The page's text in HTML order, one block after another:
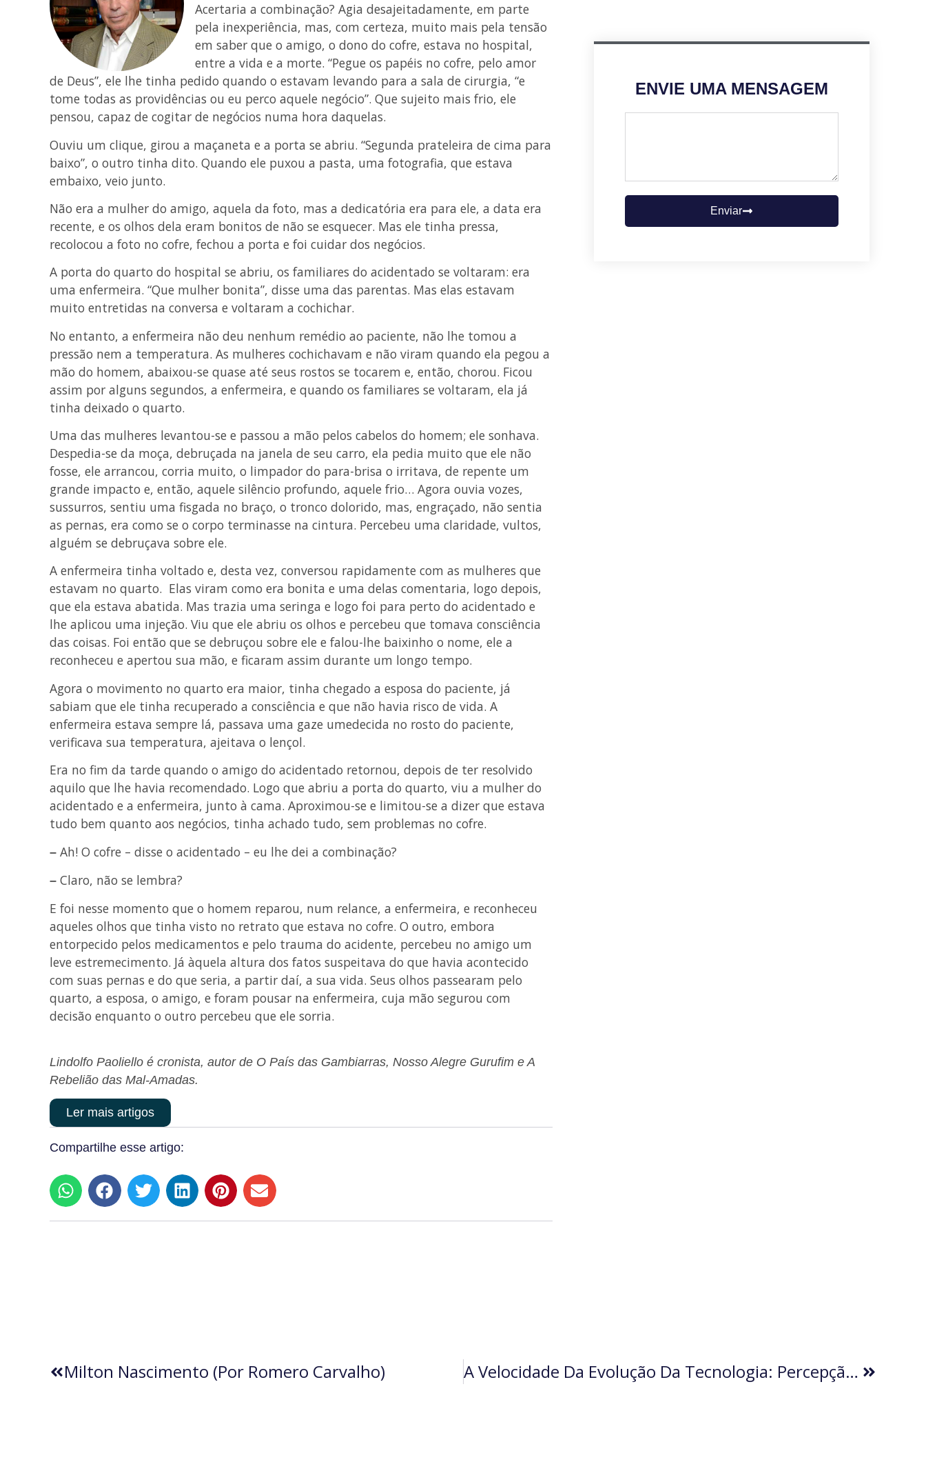
Acertaria a combinação? Agia desajeitadamente, em parte
pela inexperiência, mas, com certeza, muito mais pela tensão
em saber que o amigo, o dono do cofre, estava no hospital,
entre a vida e a morte. “Pegue os papéis no cofre, pelo amor
de Deus”, ele lhe tinha pedido quando o estavam levando para a sala de cirurgia, “e
tome todas as providências ou eu perco aquele negócio”. Que sujeito mais frio, ele
pensou, capaz de cogitar de negócios numa hora daquelas.
Ouviu um clique, girou a maçaneta e a porta se abriu. “Segunda prateleira de cima para
baixo”, o outro tinha dito. Quando ele puxou a pasta, uma fotografia, que estava
embaixo, veio junto.
Não era a mulher do amigo, aquela da foto, mas a dedicatória era para ele, a data era
recente, e os olhos dela eram bonitos de não se esquecer. Mas ele tinha pressa,
recolocou a foto no cofre, fechou a porta e foi cuidar dos negócios.
A porta do quarto do hospital se abriu, os familiares do acidentado se voltaram: era
uma enfermeira. “Que mulher bonita”, disse uma das parentas. Mas elas estavam
muito entretidas na conversa e voltaram a cochichar.
No entanto, a enfermeira não deu nenhum remédio ao paciente, não lhe tomou a
pressão nem a temperatura. As mulheres cochichavam e não viram quando ela pegou a
mão do homem, abaixou-se quase até seus rostos se tocarem e, então, chorou. Ficou
assim por alguns segundos, a enfermeira, e quando os familiares se voltaram, ela já
tinha deixado o quarto.
Uma das mulheres levantou-se e passou a mão pelos cabelos do homem; ele sonhava.
Despedia-se da moça, debruçada na janela de seu carro, ela pedia muito que ele não
fosse, ele arrancou, corria muito, o limpador do para-brisa o irritava, de repente um
grande impacto e, então, aquele silêncio profundo, aquele frio… Agora ouvia vozes,
sussurros, sentiu uma fisgada no braço, o tronco dolorido, mas, engraçado, não sentia
as pernas, era como se o corpo terminasse na cintura. Percebeu uma claridade, vultos,
alguém se debruçava sobre ele.
A enfermeira tinha voltado e, desta vez, conversou rapidamente com as mulheres que
estavam no quarto. Elas viram como era bonita e uma delas comentaria, logo depois,
que ela estava abatida. Mas trazia uma seringa e logo foi para perto do acidentado e
lhe aplicou uma injeção. Viu que ele abriu os olhos e percebeu que tomava consciência
das coisas. Foi então que se debruçou sobre ele e falou-lhe baixinho o nome, ele a
reconheceu e apertou sua mão, e ficaram assim durante um longo tempo.
Agora o movimento no quarto era maior, tinha chegado a esposa do paciente, já
sabiam que ele tinha recuperado a consciência e que não havia risco de vida. A
enfermeira estava sempre lá, passava uma gaze umedecida no rosto do paciente,
verificava sua temperatura, ajeitava o lençol.
Era no fim da tarde quando o amigo do acidentado retornou, depois de ter resolvido
aquilo que lhe havia recomendado. Logo que abriu a porta do quarto, viu a mulher do
acidentado e a enfermeira, junto à cama. Aproximou-se e limitou-se a dizer que estava
tudo bem quanto aos negócios, tinha achado tudo, sem problemas no cofre.
– Ah! O cofre – disse o acidentado – eu lhe dei a combinação?
– Claro, não se lembra?
E foi nesse momento que o homem reparou, num relance, a enfermeira, e reconheceu
aqueles olhos que tinha visto no retrato que estava no cofre. O outro, embora
entorpecido pelos medicamentos e pelo trauma do acidente, percebeu no amigo um
leve estremecimento. Já àquela altura dos fatos suspeitava do que havia acontecido
com suas pernas e do que seria, a partir daí, a sua vida. Seus olhos passearam pelo
quarto, a esposa, o amigo, e foram pousar na enfermeira, cuja mão segurou com
decisão enquanto o outro percebeu que ele sorria.
Lindolfo Paoliello é cronista, autor de O País das Gambiarras, Nosso Alegre Gurufim e A
Rebelião das Mal-Amadas.
Ler mais artigos
Compartilhe esse artigo:
ENVIE UMA MENSAGEM
Enviar
Milton Nascimento (por Romero Carvalho) A Velocidade Da Evolução Da Tecnologia: Percepção Ou Realidade? (por Bruce G. Glazier)